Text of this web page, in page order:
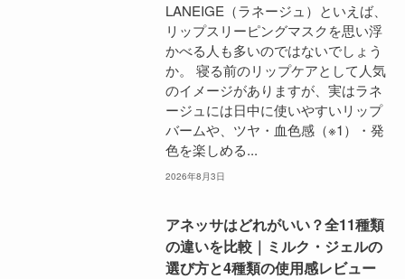
LANEIGE（ラネージュ）といえば、
リップスリーピングマスクを思い浮
かべる人も多いのではないでしょう
か。 寝る前のリップケアとして人気
のイメージがありますが、実はラネ
ージュには日中に使いやすいリップ
バームや、ツヤ・血色感（※1）・発
色を楽しめる...
2026年8月3日
アネッサはどれがいい？全11種類
の違いを比較｜ミルク・ジェルの
選び方と4種類の使用感レビュー